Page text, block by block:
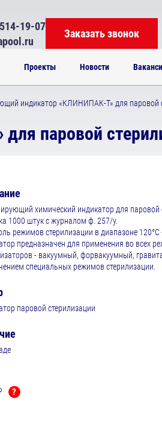
Проекты Новости
19-07
Заказать звонок
индикатор «КЛИНИПАК-Т» для паровой
паровой
химический индикатор для паровой
1000 штук с журналом ф. 257/у.
режимов стерилизации в диапазоне 120°С
предназначен для применения во всех
- вакуумный, форвакуумный,
специальных режимов стерилизации.
паровой стерилизации
?